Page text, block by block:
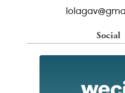
Social